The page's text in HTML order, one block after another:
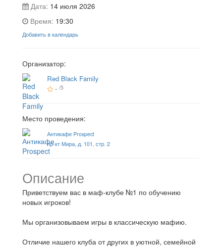
Дата: 14 июля 2026
Время: 19:30
Добавить в календарь
Организатор:
Red Black Family
- /5
Место проведения:
Антикафе Prospect
пр-кт Мира, д. 101, стр. 2
Описание
Приветствуем вас в маф-клубе №1 по обучению
новых игроков!
Мы организовываем игры в классическую мафию.
Отличие нашего клуба от других в уютной, семейной